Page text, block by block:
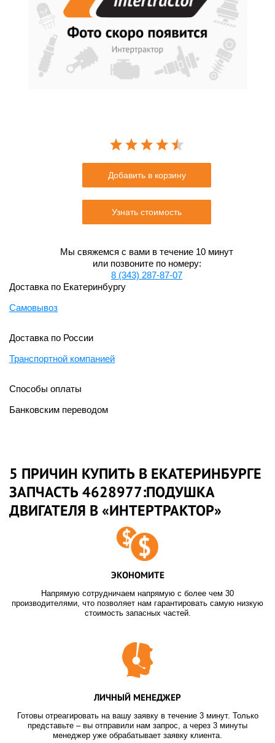
Добавить в корзину
Узнать стоимость
Мы свяжемся с вами в течение 10 минут
или позвоните по номеру:
8 (343) 287-87-07
Доставка по Екатеринбургу
Самовывоз
Доставка по России
Транспортной компанией
Способы оплаты
Банковским переводом
5 ПРИЧИН КУПИТЬ В ЕКАТЕРИНБУРГЕ
ЗАПЧАСТЬ 4628977:ПОДУШКА
ДВИГАТЕЛЯ В «ИНТЕРТРАКТОР»
ЭКОНОМИТЕ
Напрямую сотрудничаем напрямую с более чем 30
производителями, что позволяет нам гарантировать самую низкую
стоимость запасных частей.
ЛИЧНЫЙ МЕНЕДЖЕР
Готовы отреагировать на вашу заявку в течение 3 минут. Только
представьте – вы отправили нам запрос, а через 3 минуты
менеджер уже обрабатывает заявку клиента.